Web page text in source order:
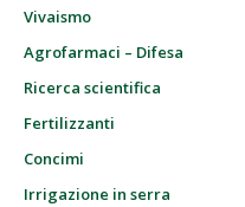
Vivaismo
Agrofarmaci – Difesa
Ricerca scientifica
Fertilizzanti
Concimi
Irrigazione in serra